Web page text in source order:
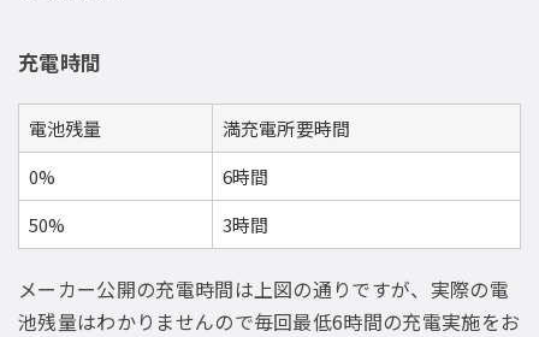
充電時間
電池残量
満充電所要時間
0%
6時間
50%
3時間
メーカー公開の充電時間は上図の通りですが、実際の電
池残量はわかりませんので毎回最低6時間の充電実施をお